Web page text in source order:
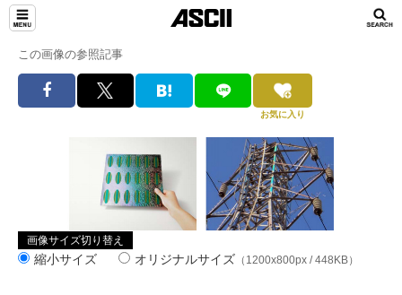
この画像の参照記事
お気に入り
画像サイズ切り替え
縮小サイズ オリジナルサイズ （1200x800px / 448KB）